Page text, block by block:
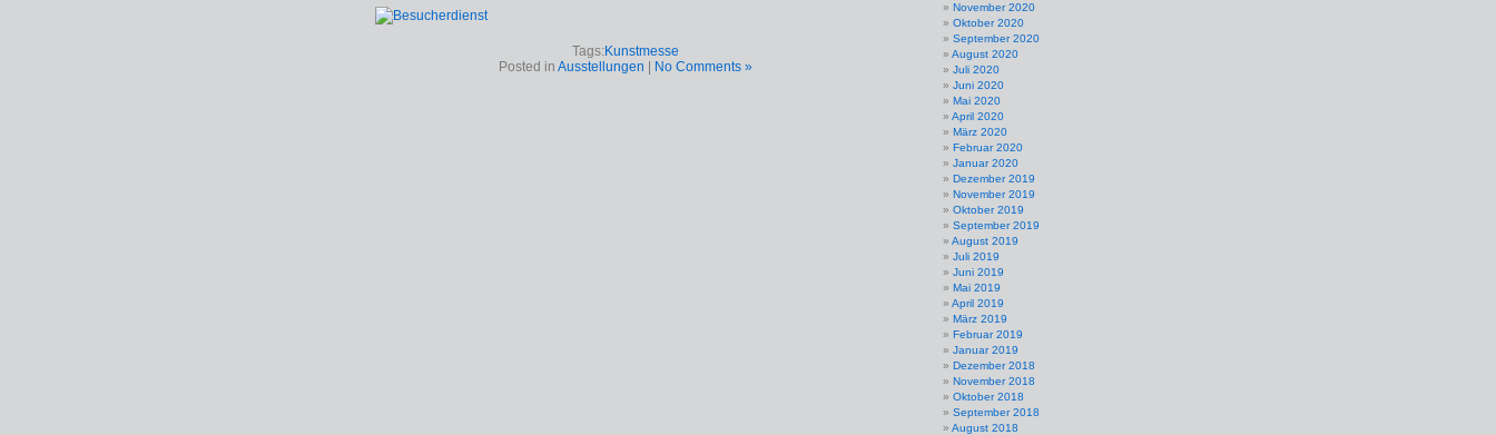
Tags: Kunstmesse
Posted in Ausstellungen No Comments »
November 2020
Oktober 2020
September 2020
August 2020
Juli 2020
Juni 2020
Mai 2020
April 2020
März 2020
Februar 2020
Januar 2020
Dezember 2019
November 2019
Oktober 2019
September 2019
August 2019
Juli 2019
Juni 2019
Mai 2019
April 2019
März 2019
Februar 2019
Januar 2019
Dezember 2018
November 2018
Oktober 2018
September 2018
August 2018